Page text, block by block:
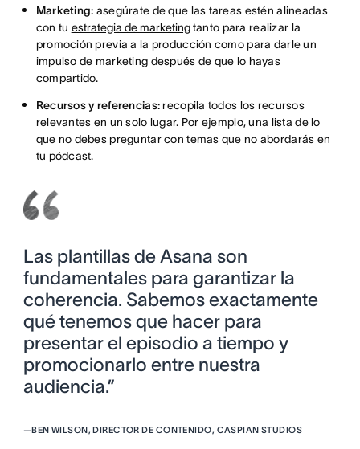
Marketing: asegúrate de que las tareas estén alineadas
con tu estrategia de marketingtanto para realizar la
promoción previa a la producción como para darle un
impulso de marketing después de que lo hayas
compartido.
Recursos y referencias:recopila todos los recursos
relevantes en un solo lugar. Por ejemplo, una lista de lo
que no debes preguntar con temas que no abordarás en
tu pódcast.
Las plantillas de Asana son
fundamentales para garantizar la
coherencia. Sabemos exactamente
qué tenemos que hacer para
presentar el episodio a tiempo y
promocionarlo entre nuestra
audiencia.”
—BEN WILSON, DIRECTOR DE CONTENIDO, CASPIAN STUDIOS